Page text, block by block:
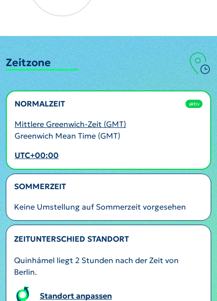
Zeitzone
NORMALZEIT aktiv
Mittlere Greenwich-Zeit (GMT)
Greenwich Mean Time (GMT)
UTC+00:00
SOMMERZEIT
Keine Umstellung auf Sommerzeit vorgesehen
ZEITUNTERSCHIED STANDORT
Quinhámel liegt 2 Stunden nach der Zeit von
Berlin.
Standort anpassen